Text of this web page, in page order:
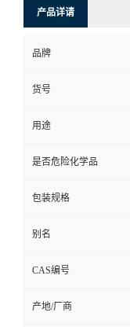
产品详请
品牌
货号
用途
是否危险化学品
包装规格
别名
CAS编号
产地/厂商